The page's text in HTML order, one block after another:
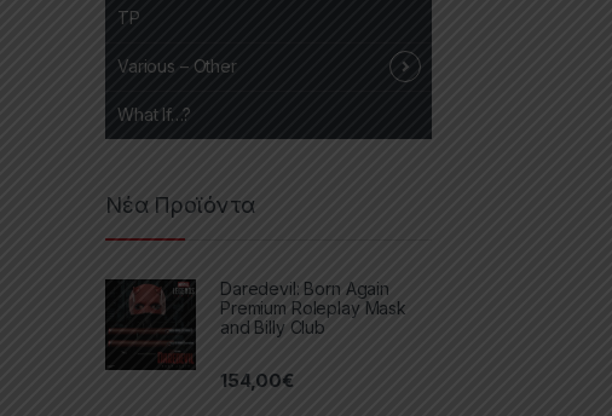
TP
Various – Other
What If…?
Νέα Προϊόντα
Daredevil: Born Again
Premium Roleplay Mask
and Billy Club
154,00€